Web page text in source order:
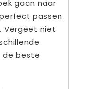
gaan naar
passen
Vergeet niet
de beste